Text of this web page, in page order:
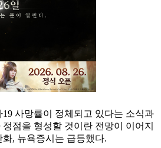
사망률이 정체되고 있다는 소식과
점을 형성할 것이란 전망이 이어지
, 뉴욕증시는 급등했다.